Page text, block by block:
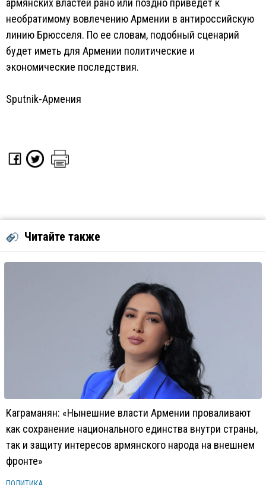
армянских властей рано или поздно приведет к
необратимому вовлечению Армении в антироссийскую
линию Брюсселя. По ее словам, подобный сценарий
будет иметь для Армении политические и
экономические последствия.
Sputnik-Армения
Читайте также
Каграманян: «Нынешние власти Армении проваливают
как сохранение национального единства внутри страны,
так и защиту интересов армянского народа на внешнем
фронте»